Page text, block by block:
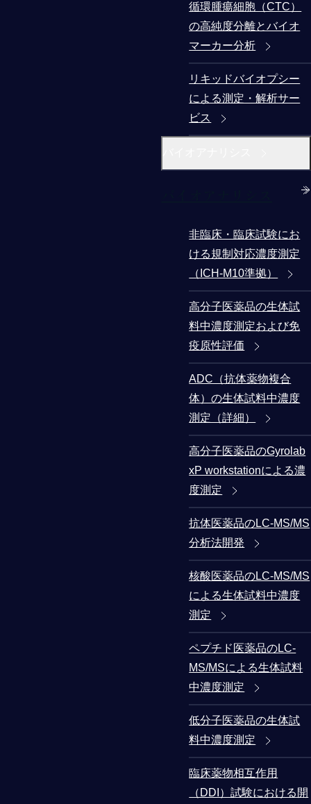
循環腫瘍細胞（CTC）
の高純度分離とバイオ
マーカー分析
リキッドバイオプシー
による測定・解析サー
ビス
非臨床・臨床試験にお
ける規制対応濃度測定
（ICH-M10準拠）
高分子医薬品の生体試
料中濃度測定および免
疫原性評価
ADC（抗体薬物複合
体）の生体試料中濃度
測定（詳細）
高分子医薬品のGyrolab
xP workstationによる濃
度測定
抗体医薬品のLC-MS/MS
分析法開発
核酸医薬品のLC-MS/MS
による生体試料中濃度
測定
ペプチド医薬品のLC-
MS/MSによる生体試料
中濃度測定
低分子医薬品の生体試
料中濃度測定
臨床薬物相互作用
（DDI）試験における開